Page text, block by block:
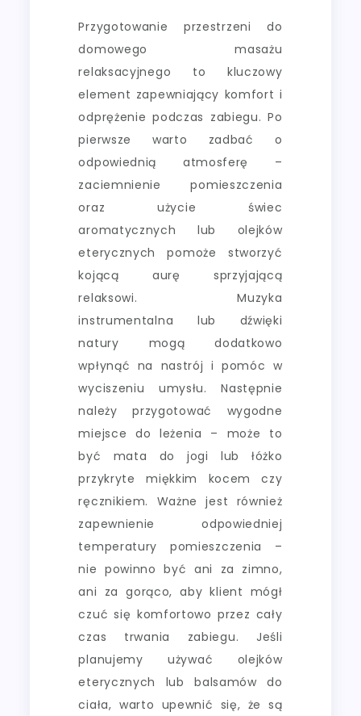
Przygotowanie przestrzeni do
domowego masażu
relaksacyjnego to kluczowy
element zapewniający komfort i
odprężenie podczas zabiegu. Po
pierwsze warto zadbać o
odpowiednią atmosferę –
zaciemnienie pomieszczenia
oraz użycie świec
aromatycznych lub olejków
eterycznych pomoże stworzyć
kojącą aurę sprzyjającą
relaksowi. Muzyka
instrumentalna lub dźwięki
natury mogą dodatkowo
wpłynąć na nastrój i pomóc w
wyciszeniu umysłu. Następnie
należy przygotować wygodne
miejsce do leżenia – może to
być mata do jogi lub łóżko
przykryte miękkim kocem czy
ręcznikiem. Ważne jest również
zapewnienie odpowiedniej
temperatury pomieszczenia –
nie powinno być ani za zimno,
ani za gorąco, aby klient mógł
czuć się komfortowo przez cały
czas trwania zabiegu. Jeśli
planujemy używać olejków
eterycznych lub balsamów do
ciała, warto upewnić się, że są